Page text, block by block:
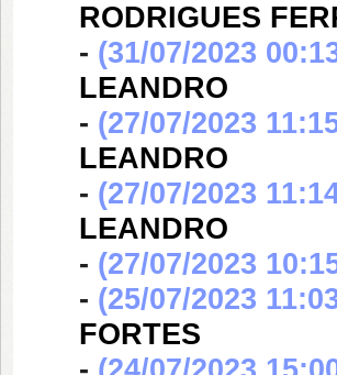
RODRIGUES
- (31/07/2023
LEANDRO
- (27/07/2023
LEANDRO
- (27/07/2023
LEANDRO
- (27/07/2023
- (25/07/2023
FORTES